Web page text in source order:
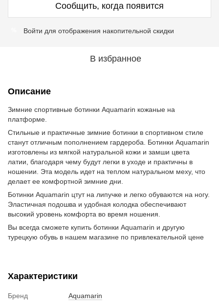
Сообщить, когда появится
Войти для отображения накопительной скидки
В избранное
Описание
Зимние спортивные ботинки Aquamarin кожаные на
платформе.
Стильные и практичные зимние ботинки в спортивном стиле
станут отличным пополнением гардероба. Ботинки Aquamarin
изготовлены из мягкой натуральной кожи и замши цвета
латии, благодаря чему будут легки в уходе и практичны в
ношении. Эта модель идет на теплом натуральном меху, что
делает ее комфортной зимние дни.
Ботинки Aquamarin цтут на липучке и легко обуваются на ногу.
Эластичная подошва и удобная колодка обеспечивают
высокий уровень комфорта во время ношения.
Вы всегда сможете купить ботинки Aquamarin и другую
турецкую обувь в нашем магазине по привлекательной цене
Характеристики
Бренд
Aquamarin